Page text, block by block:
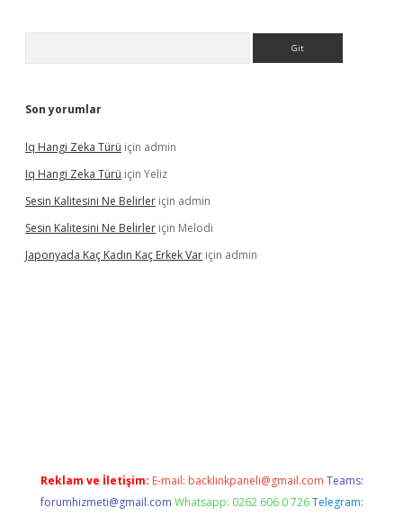
Son yorumlar
Iq Hangi Zeka Türü için admin
Iq Hangi Zeka Türü için Yeliz
Sesin Kalitesini Ne Belirler için admin
Sesin Kalitesini Ne Belirler için Melodi
Japonyada Kaç Kadın Kaç Erkek Var için admin
Reklam ve İletişim: E-mail: backlinkpaneli@gmail.com Teams:
forumhizmeti@gmail.com Whatsapp: 0262 606 0 726 Telegram: